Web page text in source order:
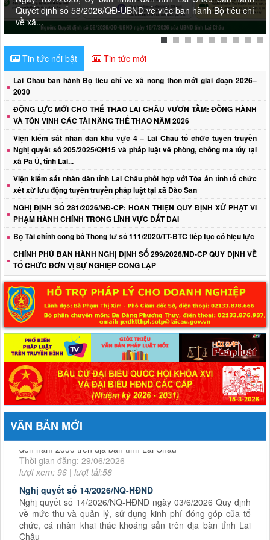
Tin tức nổi bật Tin tức mới
Lai Châu ban hành Bộ tiêu chí về xã nông thôn mới giai đoạn 2026–
2030
ĐỘNG LỰC MỚI CHO THỂ THAO LAI CHÂU VƯƠN TẦM: ĐỒNG HÀNH
VÀ TÔN VINH CÁC TÀI NĂNG THỂ THAO NĂM 2026
Viện kiểm sát nhân dân khu vực 4 – Lai Châu tổ chức tuyên truyền
Nghị quyết số 205/2025/QH15 và pháp luật về phòng, chống ma túy tại
xã Pa Ủ, tỉnh Lai...
Viện kiểm sát nhân dân tỉnh Lai Châu phối hợp với Tòa án tỉnh tổ chức
xét xử lưu động tuyên truyền pháp luật tại xã Dào San
NGHỊ ĐỊNH SỐ 281/2026/NĐ-CP: HOÀN THIỆN QUY ĐỊNH XỬ PHẠT VI
PHẠM HÀNH CHÍNH TRONG LĨNH VỰC ĐẤT ĐAI
Bộ Tài chính công bố Thông tư số 111/2020/TT-BTC tiếp tục có hiệu lực
CHÍNH PHỦ BAN HÀNH NGHỊ ĐỊNH SỐ 299/2026/NĐ-CP QUY ĐỊNH VỀ
TỔ CHỨC ĐƠN VỊ SỰ NGHIỆP CÔNG LẬP
Bộ Tài chính ban hành Thông tư số 98/2026/TT-BTC về Quy chế mẫu
kiểm toán nội bộ
VĂN BẢN MỚI
Quyết định số 44/2026/QĐ-UBND
ngày 17/6/2026 Quy định trình tự, thủ tục hành chính về đất
đai trên địa bàn tỉnh Lai Châu
Thời gian đăng: 24/06/2026
lượt xem: 152 | lượt tải:76
Quyết định số 20/2026/NQ-HĐND ngày 1
Quyết định số 20/2026/NQ-HĐND ngày 17/6/2026 Quy định
nguyên tắc, tiêu chí, định mức phân bổ vốn ngân sách thực
hiện Chương trình mục tiêu quốc gia phòng, chống ma túy
đến năm 2030 trên địa bàn tỉnh Lai Châu
Thời gian đăng: 29/06/2026
lượt xem: 96 | lượt tải:58
Nghị quyết số 14/2026/NQ-HĐND
Nghị quyết số 14/2026/NQ-HĐND ngày 03/6/2026 Quy định
về mức thu và quản lý, sử dụng kinh phí đóng góp của tổ
chức, cá nhân khai thác khoáng sản trên địa bàn tỉnh Lai
Châu
Thời gian đăng: 19/06/2026
lượt xem: 156 | lượt tải:54